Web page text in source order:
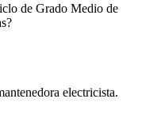
de Grado Medio de
electricista.